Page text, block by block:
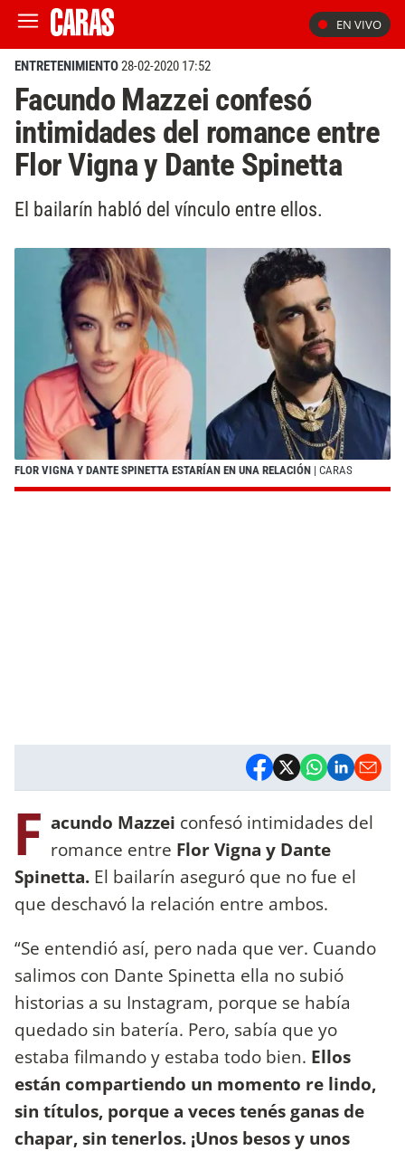
EN VIVO
ENTRETENIMIENTO28-02-2020 17:52
Facundo Mazzei confesó
intimidades del romance entre
Flor Vigna y Dante Spinetta
El bailarín habló del vínculo entre ellos.
FLOR VIGNA Y DANTE SPINETTA ESTARÍAN EN UNA RELACIÓN | CARAS
F acundo Mazzei confesó intimidades del
romance entre Flor Vigna y Dante
Spinetta. El bailarín aseguró que no fue el
que deschavó la relación entre ambos.
“Se entendió así, pero nada que ver. Cuando
salimos con Dante Spinetta ella no subió
historias a su Instagram, porque se había
quedado sin batería. Pero, sabía que yo
estaba filmando y estaba todo bien. Ellos
están compartiendo un momento re lindo,
sin títulos, porque a veces tenés ganas de
chapar, sin tenerlos. ¡Unos besos y unos